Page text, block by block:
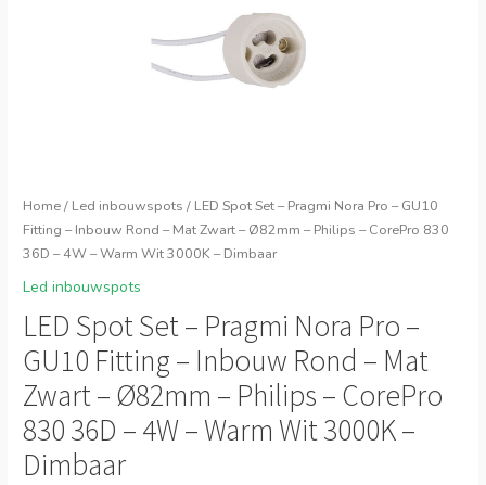
Home/ Led inbouwspots / LED Spot Set – Pragmi Nora Pro – GU10
Fitting – Inbouw Rond – Mat Zwart – Ø82mm – Philips – CorePro 830
36D – 4W – Warm Wit 3000K – Dimbaar
Led inbouwspots
LED Spot Set – Pragmi Nora Pro –
GU10 Fitting – Inbouw Rond – Mat
Zwart – Ø82mm – Philips – CorePro
830 36D – 4W – Warm Wit 3000K –
Dimbaar